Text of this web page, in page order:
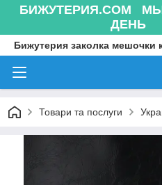
БИЖУТЕРИЯ.COM
Бижутерия заколка
Товари та послуги